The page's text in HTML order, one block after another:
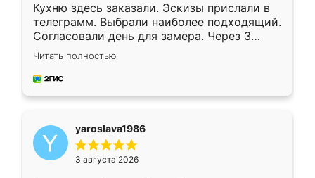
Кухню здесь заказали. Эскизы прислали в
телеграмм. Выбрали наиболее подходящий.
Согласовали день для замера. Через 3
недели кухня была уже готова. Остались
довольны работой. Спасибо Ренессанс
мебель за качественную работу!
Читать полностью
yaroslava1986
3 августа 2026